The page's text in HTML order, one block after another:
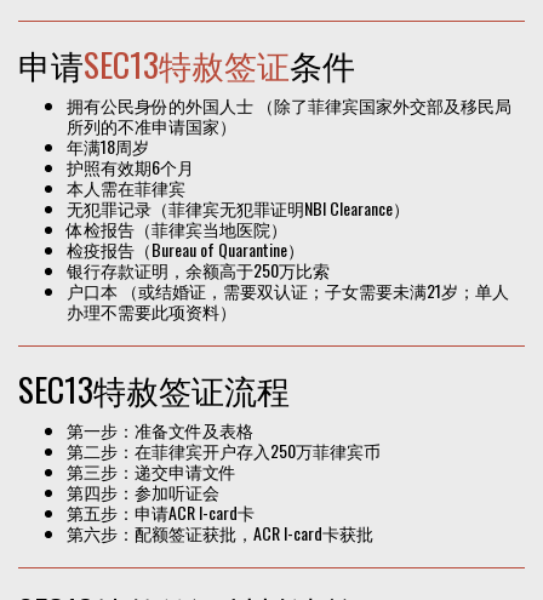
申请SEC13特赦签证条件
拥有公民身份的外国人士 （除了菲律宾国家外交部及移民局
所列的不准申请国家）
年满18周岁
护照有效期6个月
本人需在菲律宾
无犯罪记录（菲律宾无犯罪证明NBI Clearance）
体检报告（菲律宾当地医院）
检疫报告（Bureau of Quarantine）
银行存款证明，余额高于250万比索
户口本 （或结婚证，需要双认证；子女需要未满21岁；单人
办理不需要此项资料）
SEC13特赦签证流程
第一步：准备文件及表格
第二步：在菲律宾开户存入250万菲律宾币
第三步：递交申请文件
第四步：参加听证会
第五步：申请ACR I-card卡
第六步：配额签证获批，ACR I-card卡获批